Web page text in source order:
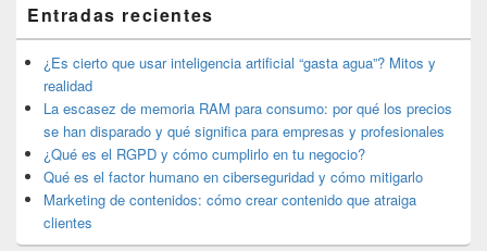
widget
barra
lateral
primaria
Entradas recientes
¿Es cierto que usar inteligencia artificial “gasta agua”? Mitos y
realidad
La escasez de memoria RAM para consumo: por qué los precios
se han disparado y qué significa para empresas y profesionales
¿Qué es el RGPD y cómo cumplirlo en tu negocio?
Qué es el factor humano en ciberseguridad y cómo mitigarlo
Marketing de contenidos: cómo crear contenido que atraiga
clientes